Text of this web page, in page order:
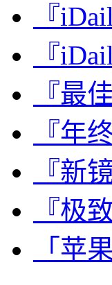
『
『
『最
『年
『新
『极
「苹